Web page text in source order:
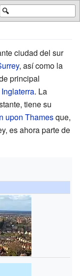
🔍
ciudad del sur
, así como la
principal
. La
tiene su
upon Thamesque,
es ahora parte de